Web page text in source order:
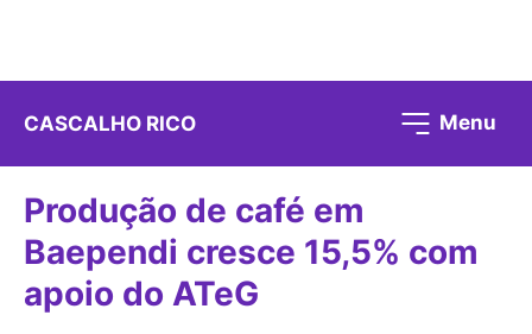
CASCALHO RICO Menu
Produção de café em
Baependi cresce 15,5% com
apoio do ATeG